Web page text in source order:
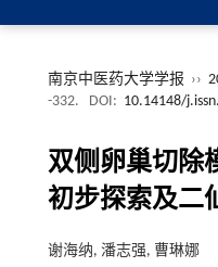
南京中医药大学学报 ››
-332.
DOI: 10.14148/
双侧卵巢切除
初步探索及二
谢海纳, 潘志强, 曹琳娜